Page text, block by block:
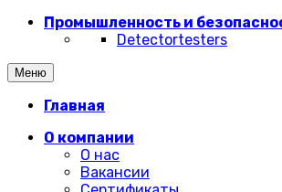
Промышленность и
Detectortesters
Меню
Главная
О компании
О нас
Вакансии